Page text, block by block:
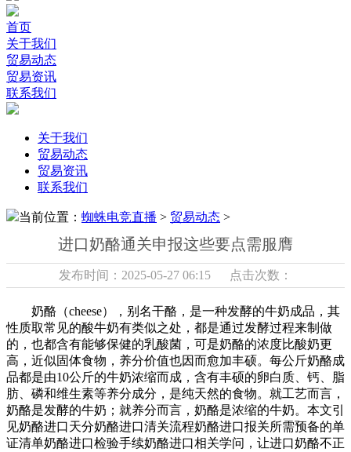
首页
关于我们
贸易动态
贸易资讯
联系我们
关于我们
贸易动态
贸易资讯
联系我们
当前位置： 蜘蛛电竞直播 > 贸易动态 >
进口奶酪通关申报这些要点需服膺
发布时间：2025-05-27 06:15 点击次数：
奶酪（cheese），别名干酪，是一种发酵的牛奶成品，其
性质取常见的酸牛奶有类似之处，都是通过发酵过程来制做
的，也都含有能够保健的乳酸菌，可是奶酪的浓度比酸奶更
高，近似固体食物，养分价值也因而愈加丰硕。每公斤奶酪成
品都是由10公斤的牛奶浓缩而成，含有丰硕的卵白质、钙、脂
肪、磷和维生素等养分成分，是纯天然的食物。就工艺而言，
奶酪是发酵的牛奶；就养分而言，奶酪是浓缩的牛奶。本文引
见奶酪进口天分奶酪进口清关流程奶酪进口报关所需预备的单
证清单奶酪进口检验手续奶酪进口相关学问，让进口奶酪不正